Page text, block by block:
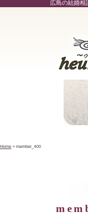
広島の結婚相
へ
Home > member_400